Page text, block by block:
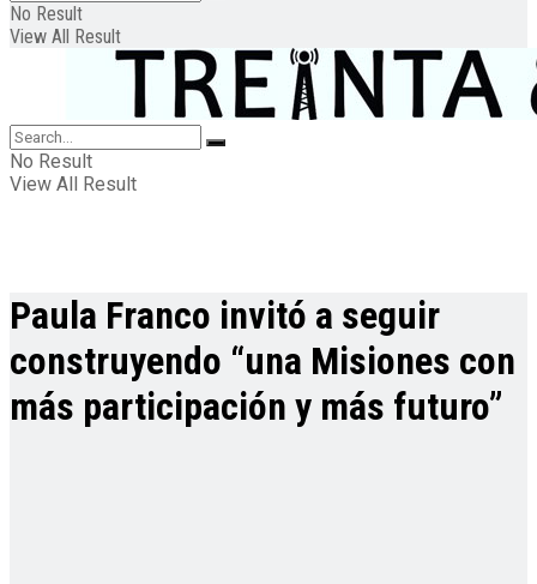
No Result
View All Result
No Result
View All Result
Paula Franco invitó a seguir
construyendo “una Misiones con
más participación y más futuro”